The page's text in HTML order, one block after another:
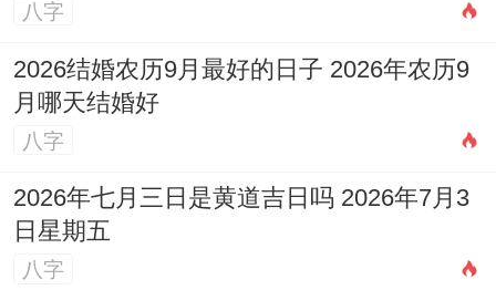
穿于整个传统文化的方在领域 面，通过选择
吉日动土;我们表达了对自然的敬畏之情，也
从现代科学的角度来看虽然吉日的选择缺乏
严谨的科学依据，但这种传统习俗确实能够
八字
2026结婚农历9月最好的日子 2026年农历9
月哪天结婚好
八字
2026年七月三日是黄道吉日吗 2026年7月3
日星期五
八字